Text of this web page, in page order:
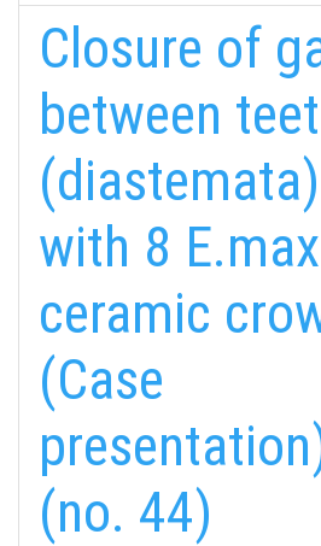
Closure of
between
(diastemata)
with 8
ceramic
(Case
(no. 44)